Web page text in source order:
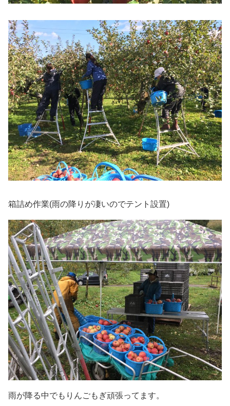
箱詰め作業(雨の降りが凄いのでテント設置)
雨が降る中でもりんごもぎ頑張ってます。